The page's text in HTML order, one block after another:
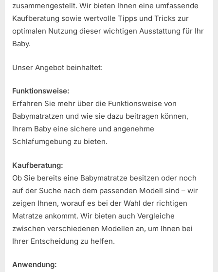
zusammengestellt. Wir bieten Ihnen eine umfassende
Kaufberatung sowie wertvolle Tipps und Tricks zur
optimalen Nutzung dieser wichtigen Ausstattung für Ihr
Baby.
Unser Angebot beinhaltet:
Funktionsweise:
Erfahren Sie mehr über die Funktionsweise von
Babymatratzen und wie sie dazu beitragen können,
Ihrem Baby eine sichere und angenehme
Schlafumgebung zu bieten.
Kaufberatung:
Ob Sie bereits eine Babymatratze besitzen oder noch
auf der Suche nach dem passenden Modell sind – wir
zeigen Ihnen, worauf es bei der Wahl der richtigen
Matratze ankommt. Wir bieten auch Vergleiche
zwischen verschiedenen Modellen an, um Ihnen bei
Ihrer Entscheidung zu helfen.
Anwendung: